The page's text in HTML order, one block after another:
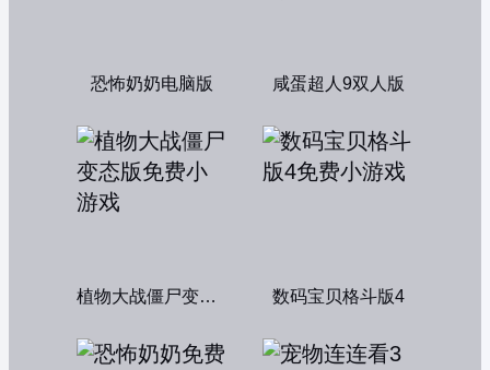
恐怖奶奶电脑版 咸蛋超人9双人版
植物大战僵尸变态版 数码宝贝格斗版4